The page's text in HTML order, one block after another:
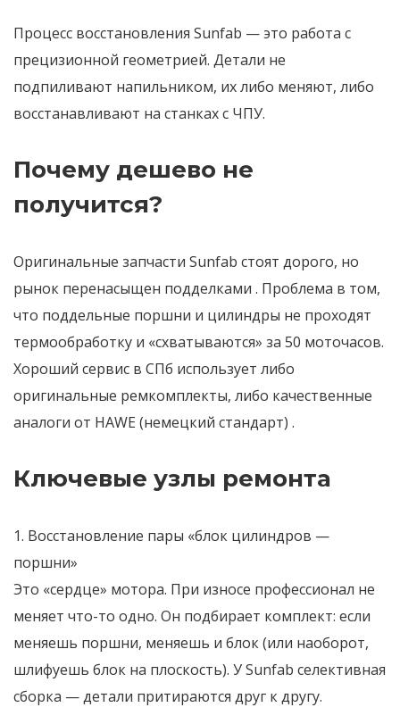
Процесс восстановления Sunfab — это работа с
прецизионной геометрией. Детали не
подпиливают напильником, их либо меняют, либо
восстанавливают на станках с ЧПУ.
Почему дешево не
получится?
Оригинальные запчасти Sunfab стоят дорого, но
рынок перенасыщен подделками . Проблема в том,
что поддельные поршни и цилиндры не проходят
термообработку и «схватываются» за 50 моточасов.
Хороший сервис в СПб использует либо
оригинальные ремкомплекты, либо качественные
аналоги от HAWE (немецкий стандарт) .
Ключевые узлы ремонта
1. Восстановление пары «блок цилиндров —
поршни»
Это «сердце» мотора. При износе профессионал не
меняет что-то одно. Он подбирает комплект: если
меняешь поршни, меняешь и блок (или наоборот,
шлифуешь блок на плоскость). У Sunfab селективная
сборка — детали притираются друг к другу.